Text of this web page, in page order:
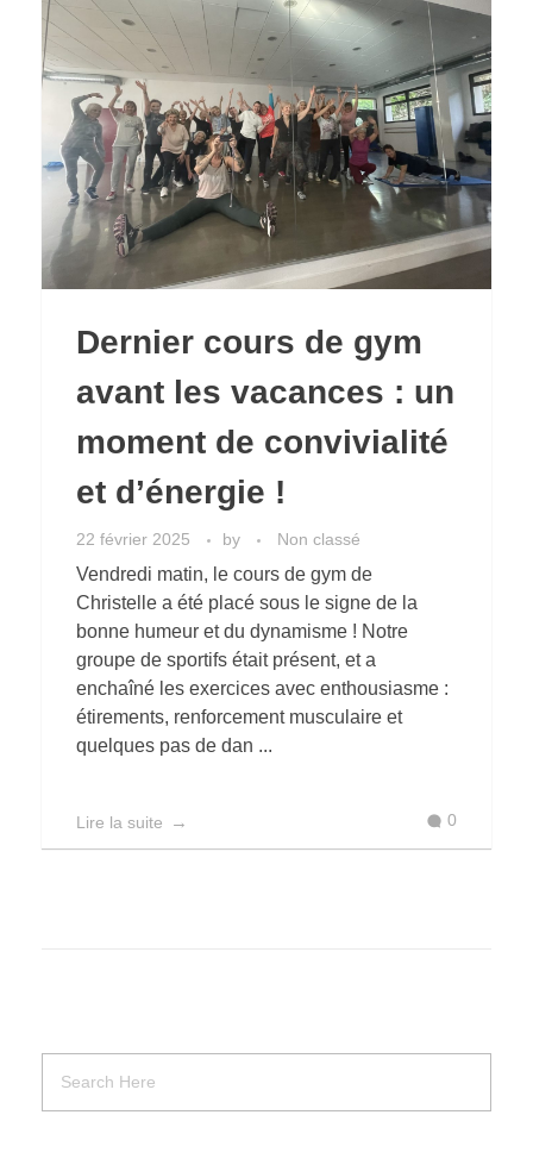
Dernier cours de gym
avant les vacances : un
moment de convivialité
et d’énergie !
22 février 2025 by Non classé
Vendredi matin, le cours de gym de
Christelle a été placé sous le signe de la
bonne humeur et du dynamisme ! Notre
groupe de sportifs était présent, et a
enchaîné les exercices avec enthousiasme :
étirements, renforcement musculaire et
quelques pas de dan ...
Lire la suite 0